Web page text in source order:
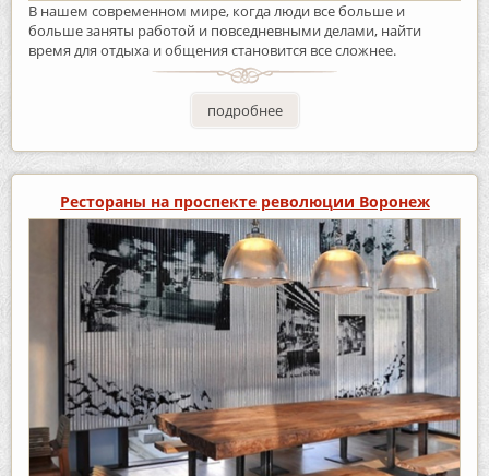
В нашем современном мире, когда люди все больше и
больше заняты работой и повседневными делами, найти
время для отдыха и общения становится все сложнее.
подробнее
Рестораны на проспекте революции Воронеж